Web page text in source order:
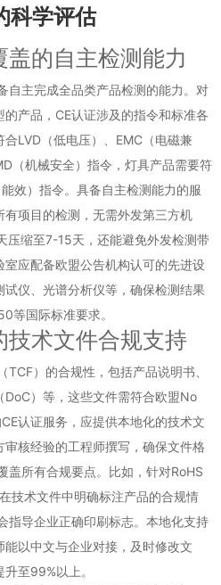
科学评估
的自主检测能力
自主完成全品类产品检测的能力。对
产品，CE认证涉及的指令和标准各
LVD（低电压）、EMC（电磁兼
（机械安全）指令，灯具产品需要符
效）指令。具备自主检测能力的服
项目的检测，无需外发第三方机
压缩至7-15天，还能避免外发检测带
应配备欧盟公告机构认可的先进设
仪、光谱分析仪等，确保检测结果
等国际标准要求。
术文件合规支持
）的合规性，包括产品说明书、
）等，这些文件需符合欧盟No
认证服务，应提供本地化的技术文
核经验的工程师撰写，确保文件格
盖所有合规要点。比如，针对RoHS
技术文件中明确标注产品的合规情
指导企业正确印刷标志。本地化支持
以中文与企业对接，及时修改文
至99%以上。